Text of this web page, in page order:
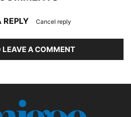
REPLY Cancel reply
LEAVE A COMMENT